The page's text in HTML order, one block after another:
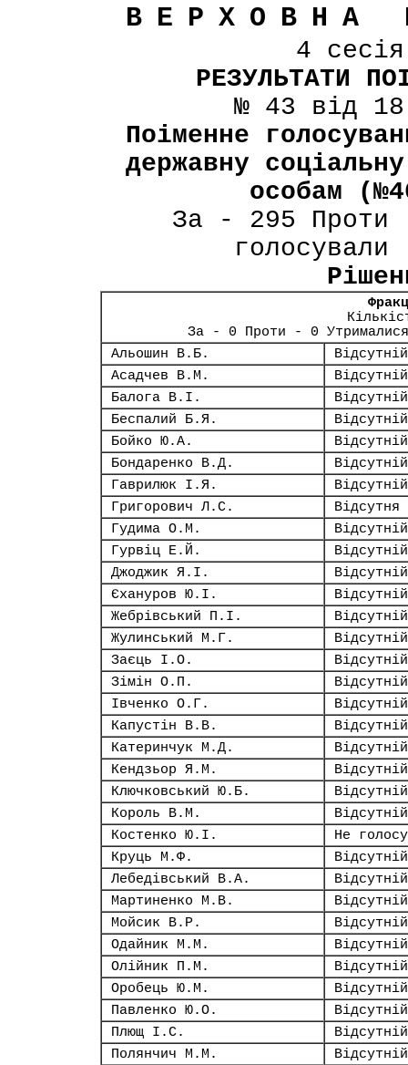
ВЕРХОВНА
4
РЕЗУЛЬТАТИ
№ 43 від
Поіменне
державну
особам
За - 295 Проти
За - 0 Проти - 0
Альошин В.Б.
Відсутній
Асадчев В.М.
Відсутній
Балога В.І.
Відсутній
Беспалий Б.Я.
Відсутній
Бойко Ю.А.
Відсутній
Бондаренко В.Д.
Відсутній
Гаврилюк І.Я.
Відсутній
Григорович Л.С.
Відсутня
Гудима О.М.
Відсутній
Гурвіц Е.Й.
Відсутній
Джоджик Я.І.
Відсутній
Єхануров Ю.І.
Відсутній
Жебрівський П.І.
Відсутній
Жулинський М.Г.
Відсутній
Заєць І.О.
Відсутній
Зімін О.П.
Відсутній
Івченко О.Г.
Відсутній
Капустін В.В.
Відсутній
Катеринчук М.Д.
Відсутній
Кендзьор Я.М.
Відсутній
Ключковський Ю.Б.
Відсутній
Король В.М.
Відсутній
Костенко Ю.І.
Не
Круць М.Ф.
Відсутній
Лебедівський В.А.
Відсутній
Мартиненко М.В.
Відсутній
Мойсик В.Р.
Відсутній
Одайник М.М.
Відсутній
Олійник П.М.
Відсутній
Оробець Ю.М.
Відсутній
Павленко Ю.О.
Відсутній
Плющ І.С.
Відсутній
Полянчич М.М.
Відсутній